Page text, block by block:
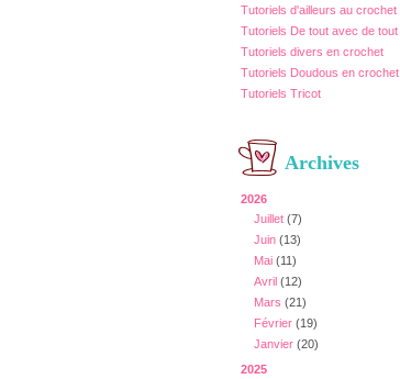
Tutoriels d'ailleurs au crochet
Tutoriels De tout avec de tout
Tutoriels divers en crochet
Tutoriels Doudous en crochet
Tutoriels Tricot
Archives
2026
Juillet (7)
Juin (13)
Mai (11)
Avril (12)
Mars (21)
Février (19)
Janvier (20)
2025